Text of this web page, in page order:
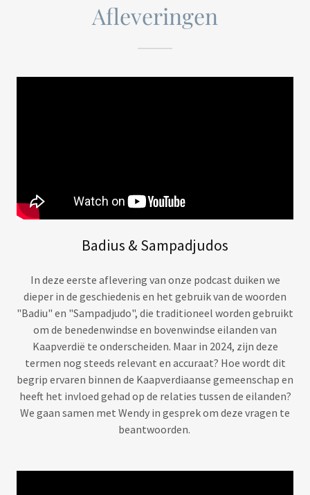
Afleveringen
Badius & Sampadjudos
In deze eerste aflevering van onze podcast duiken we
dieper in de geschiedenis en het gebruik van de woorden
"Badiu" en "Sampadjudo", die traditioneel worden gebruikt
om de benedenwindse en bovenwindse eilanden van
Kaapverdië te onderscheiden. Maar in 2024, zijn deze
termen nog steeds relevant en accuraat? Hoe wordt dit
begrip ervaren binnen de Kaapverdiaanse gemeenschap en
heeft het invloed gehad op de relaties tussen de eilanden?
We gaan samen met Wendy in gesprek om deze vragen te
beantwoorden.